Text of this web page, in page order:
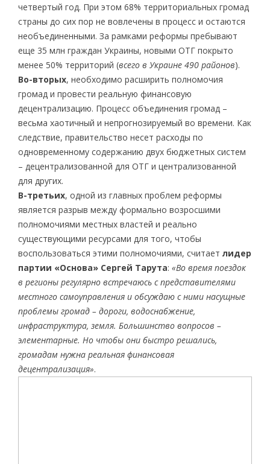
четвертый год. При этом 68% территориальных громад
страны до сих пор не вовлечены в процесс и остаются
необъединенными. За рамками реформы пребывают
еще 35 млн граждан Украины, новыми ОТГ покрыто
менее 50% территорий (всего в Украине 490 районов).
Во-вторых, необходимо расширить полномочия
громад и провести реальную финансовую
децентрализацию. Процесс объединения громад –
весьма хаотичный и непрогнозируемый во времени. Как
следствие, правительство несет расходы по
одновременному содержанию двух бюджетных систем
– децентрализованной для ОТГ и централизованной
для других.
В-третьих, одной из главных проблем реформы
является разрыв между формально возросшими
полномочиями местных властей и реально
существующими ресурсами для того, чтобы
воспользоваться этими полномочиями, считает лидер
партии «Основа» Сергей Тарута: «Во время поездок
в регионы регулярно встречаюсь с представителями
местного самоуправления и обсуждаю с ними насущные
проблемы громад – дороги, водоснабжение,
инфраструктура, земля. Большинство вопросов –
элементарные. Но чтобы они быстро решались,
громадам нужна реальная финансовая
децентрализация».